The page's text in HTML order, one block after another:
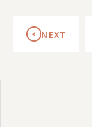
NEXT